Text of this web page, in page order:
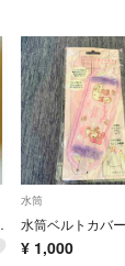
ロー付き 水筒
水筒
水筒ベルトカバー
¥ 1,000